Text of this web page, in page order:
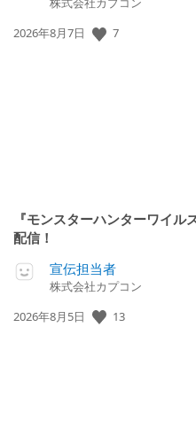
公
2026年8月7日 7
『モンスターハンターワイル
配信！
宣伝担当者
株式会社カプコン
公
2026年8月5日 13